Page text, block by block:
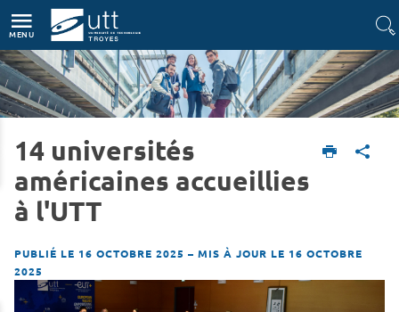
MENU
Accueil L'UTT Actualités
14 universités
américaines accueillies
à l'UTT
PUBLIÉ LE 16 OCTOBRE 2025 – MIS À JOUR LE 16 OCTOBRE
2025